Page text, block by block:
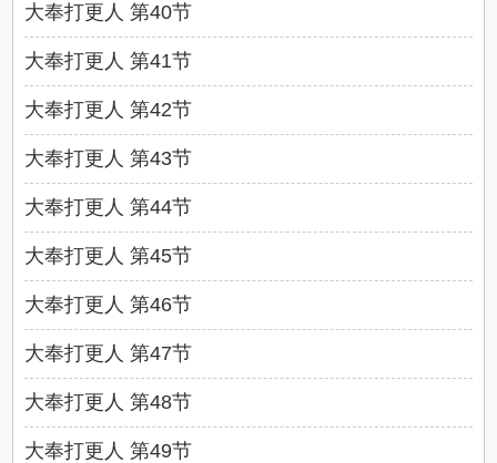
大奉打更人 第40节
大奉打更人 第41节
大奉打更人 第42节
大奉打更人 第43节
大奉打更人 第44节
大奉打更人 第45节
大奉打更人 第46节
大奉打更人 第47节
大奉打更人 第48节
大奉打更人 第49节